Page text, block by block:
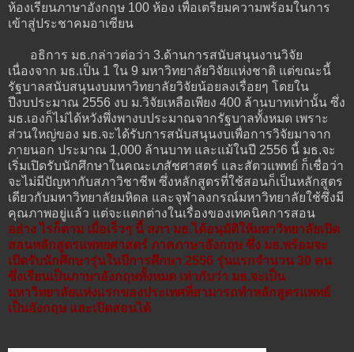
ห้องเรียนภาษาอังกฤษ 100 ห้อง เพื่อเตรียมความพร้อมในการ
เข้าสู่ประชาคมอาเซียน
อธิการ มธ.กล่าวต่อว่า 3.ด้านการสนับสนุนงานวิจัย
เนื่องจาก มธ.เป็น 1 ใน 9 มหาวิทยาลัยวิจัยแห่งชาติ แต่ขณะนี้
รัฐบาลสนับสนุนงบมหาวิทยาลัยวิจัยน้อยลงเรื่อยๆ โดยใน
ปีงบประมาณ 2556 งบ ม.วิจัยเหลือเพียง 400 ล้านบาทเท่านั้น ซึ่ง
มธ.เองก็ไม่ได้หวังพึ่งพางบประมาณจากรัฐบาลทั้งหมด เพราะ
ส่วนใหญ่ของ มธ.จะได้รับการสนับสนุนงบเพื่อการวิจัยมาจาก
ภายนอก ประมาณ 1,000 ล้านบาท และแม้ในปี 2556 นี้ มธ.จะ
เริ่มเปิดรับนักศึกษาในคณะเภสัชศาสตร์ และสัตวแพทย์ ก็เชื่อว่า
จะไม่มีปัญหากับสภาวิชาชีพ ซึ่งหลักสูตรที่ใช้สอนก็เป็นหลักสูตร
เดียวกับมหาวิทยาลัยมหิดล และจุฬาลงกรณ์มหาวิทยาลัยใช้ซึ่งมี
คุณภาพอยู่แล้ว แต่จะแตกต่างในเรื่องของเทคนิคการสอน
อย่าง ไรก็ตาม เมื่อเร็วๆ นี้ สภา มธ.ได้อนุมัติให้มหาวิทยาลัยเปิด
สอนหลักสูตรแพทยศาสตร์ ภาคภาษาอังกฤษ ซึ่ง มธ.พร้อมจะ
เปิดรับนักศึกษารุ่นในปีการศึกษา 2556 รุ่นแรกจำนวน 30 คน
ซึ่งเรียนเป็นภาษาอังกฤษทั้งหมด เท่ากับว่า มธ.จะเป็น
มหาวิทยาลัยแห่งแรกของประเทศที่สามารถทำหลักสูตรแพทย์
เป็นอังกฤษ และเปิดสอนได้